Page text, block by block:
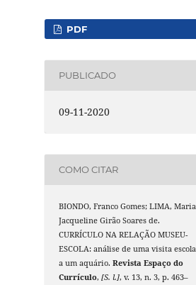
PDF
PUBLICADO
09-11-2020
COMO CITAR
BIONDO, Franco Gomes; LIMA, Maria
Jacqueline Girão Soares de.
CURRÍCULO NA RELAÇÃO MUSEU-
ESCOLA: análise de uma visita
a um aquário.Revista Espaço do
Currículo,[S. l.], v. 13, n. 3, p. 463–